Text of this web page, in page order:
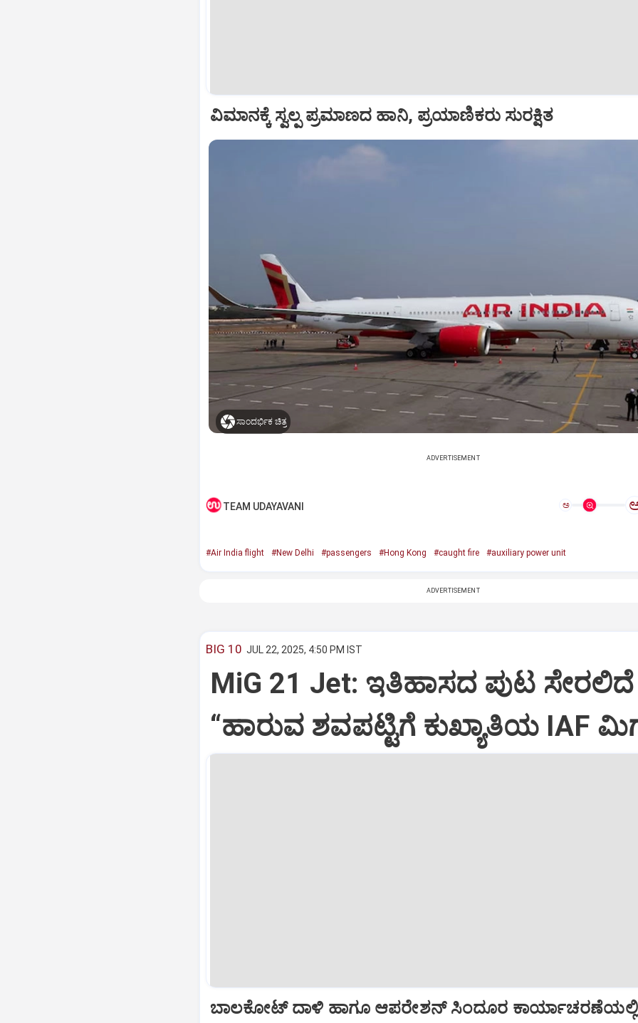
ವಿಮಾನಕ್ಕೆ ಸ್ವಲ್ಪ ಪ್ರಮಾಣದ ಹಾನಿ, ಪ್ರಯಾಣಿಕರು ಸುರಕ್ಷಿತ
ಸಾಂದರ್ಭಿಕ ಚಿತ್ರ
ADVERTISEMENT
TEAM UDAYAVANI ಅ
#Air India flight #New Delhi #passengers #Hong Kong #caught fire #auxiliary power unit
ADVERTISEMENT
BIG 10 JUL 22, 2025, 4:50 PM IST
MiG 21 Jet: ಇತಿಹಾಸದ ಪುಟ ಸೇರಲಿದೆ
“ಹಾರುವ ಶವಪಟ್ಟಿಗೆ ಕುಖ್ಯಾತಿಯ IAF
ಬಾಲಕೋಟ್‌ ದಾಳಿ ಹಾಗೂ ಆಪರೇಶನ್‌ ಸಿಂದೂರ ಕಾರ್ಯಾಚರಣೆಯಲ್ಲಿ